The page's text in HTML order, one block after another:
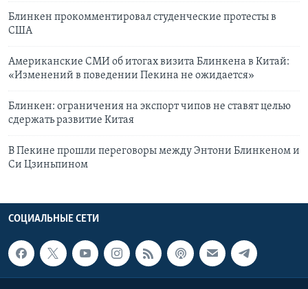
Блинкен прокомментировал студенческие протесты в
США
Американские СМИ об итогах визита Блинкена в Китай:
«Изменений в поведении Пекина не ожидается»
Блинкен: ограничения на экспорт чипов не ставят целью
сдержать развитие Китая
В Пекине прошли переговоры между Энтони Блинкеном и
Си Цзиньпином
СОЦИАЛЬНЫЕ СЕТИ